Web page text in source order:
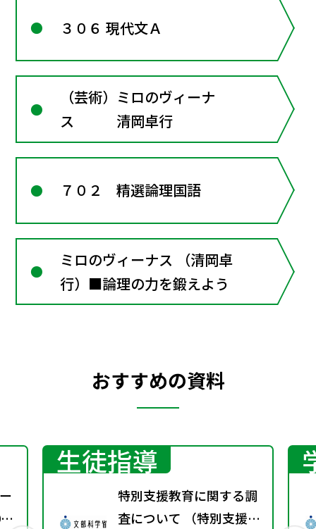
３０６ 現代文Ａ
（芸術）ミロのヴィーナ
ス 清岡卓行
７０２ 精選論理国語
ミロのヴィーナス （清岡卓
行）■論理の力を鍛えよう
おすすめの資料
生徒指導
特別支援教育に関する調
査について （特別支援教